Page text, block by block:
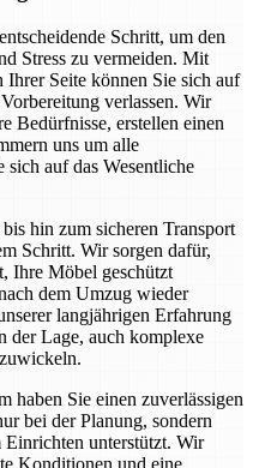
Schritt, um den
Stress zu vermeiden. Mit
Seite können Sie sich auf
verlassen. Wir
Bedürfnisse, erstellen einen
uns um alle
sich auf das Wesentliche
hin zum sicheren Transport
Schritt. Wir sorgen dafür,
Ihre Möbel geschützt
dem Umzug wieder
langjährigen Erfahrung
der Lage, auch komplexe
haben Sie einen zuverlässigen
bei der Planung, sondern
unterstützt. Wir
Konditionen und eine